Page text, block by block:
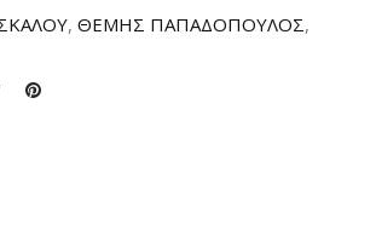
, ΘΕΜΗΣ ΠΑΠΑΔΟΠΟΥΛΟΣ,